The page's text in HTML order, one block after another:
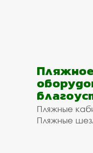
Пляжное
Пляжные
Пляжные